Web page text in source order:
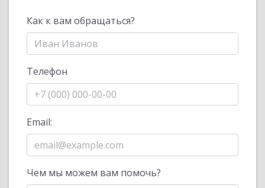
Как к вам обращаться?
Телефон
Email:
Чем мы можем вам помочь?